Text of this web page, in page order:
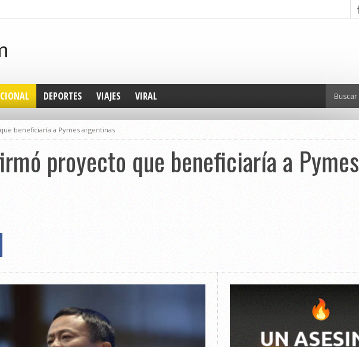
DEPORTES VIAJES VIRAL
beneficiaría a Pymes argentinas
proyecto que beneficiaría a Pymes